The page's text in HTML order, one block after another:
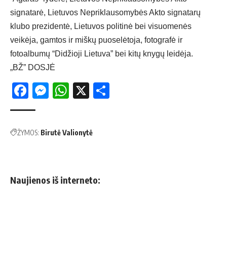
signatarė, Lietuvos Nepriklausomybės Akto signatarų
klubo prezidentė, Lietuvos politinė bei visuomenės
veikėja, gamtos ir miškų puoselėtoja, fotografė ir
fotoalbumų “Didžioji Lietuva” bei kitų knygų leidėja.
„BŽ” DOSJĖ
Facebook
Messenger
WhatsApp
X
ŽYMOS: Birutė Valionytė
Naujienos iš interneto: